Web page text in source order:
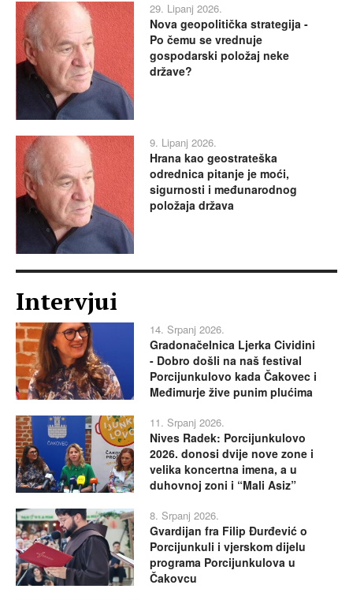
29. Lipanj 2026.
Nova geopolitička strategija -
Po čemu se vrednuje
gospodarski položaj neke
države?
9. Lipanj 2026.
Hrana kao geostrateška
odrednica pitanje je moći,
sigurnosti i međunarodnog
položaja država
Intervjui
14. Srpanj 2026.
Gradonačelnica Ljerka Cividini
- Dobro došli na naš festival
Porcijunkulovo kada Čakovec i
Međimurje žive punim plućima
11. Srpanj 2026.
Nives Radek: Porcijunkulovo
2026. donosi dvije nove zone i
velika koncertna imena, a u
duhovnoj zoni i “Mali Asiz”
8. Srpanj 2026.
Gvardijan fra Filip Đurđević o
Porcijunkuli i vjerskom dijelu
programa Porcijunkulova u
Čakovcu